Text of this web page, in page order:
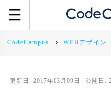
CodeCampus WEBデザイン
更新日: 2017年03月09日 公開日: